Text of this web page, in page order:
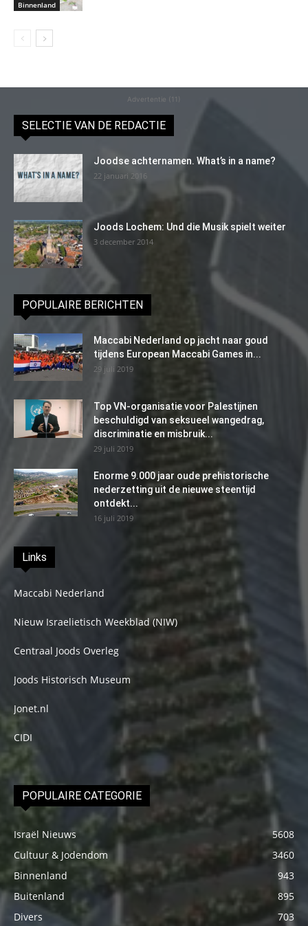
Binnenland
Advertentie (11)
SELECTIE VAN DE REDACTIE
Joodse achternamen. What’s in a name?
22 januari 2016
Joods Lochem: Und die Musik spielt weiter
3 december 2014
POPULAIRE BERICHTEN
Maccabi Nederland op jacht naar goud
tijdens European Maccabi Games in...
29 juli 2019
Top VN-organisatie voor Palestijnen
beschuldigd van seksueel wangedrag,
discriminatie en misbruik...
29 juli 2019
Enorme 9.000 jaar oude prehistorische
nederzetting uit de nieuwe steentijd
ontdekt...
16 juli 2019
Links
Maccabi Nederland
Nieuw Israelietisch Weekblad (NIW)
Centraal Joods Overleg
Joods Historisch Museum
Jonet.nl
CIDI
POPULAIRE CATEGORIE
Israël Nieuws
5608
Cultuur & Jodendom
3460
Binnenland
943
Buitenland
895
Divers
703